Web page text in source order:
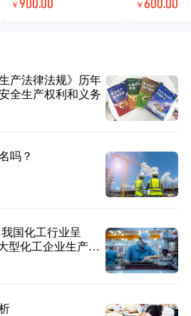
￥ 900.00 ￥ 600.00
产法律法规》历年
全生产权利和义务
吗？
国化工行业呈
型化工企业生产特